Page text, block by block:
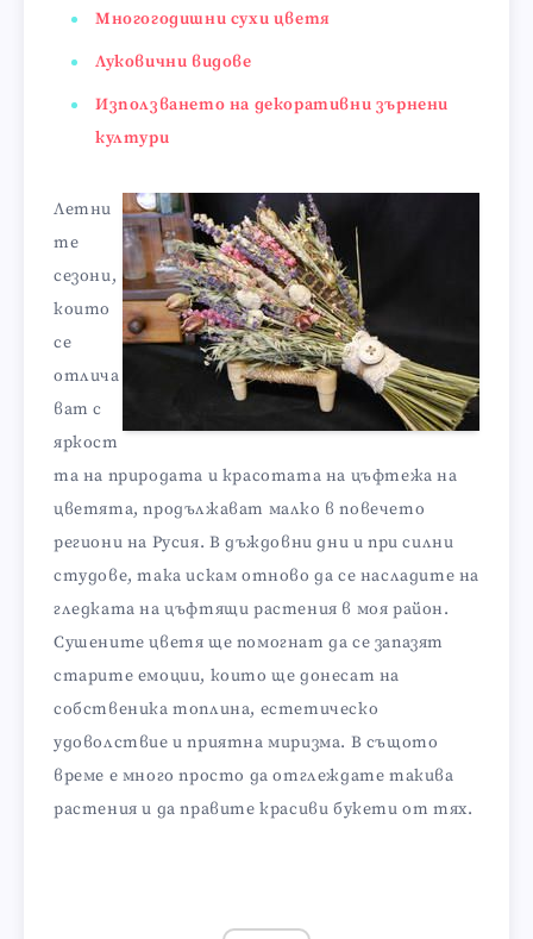
Многогодишни сухи цветя
Луковични видове
Използването на декоративни зърнени
култури
Летни
те
сезони,
които
се
отлича
ват с
яркост
та на природата и красотата на цъфтежа на
цветята, продължават малко в повечето
региони на Русия. В дъждовни дни и при силни
студове, така искам отново да се насладите на
гледката на цъфтящи растения в моя район.
Сушените цветя ще помогнат да се запазят
старите емоции, които ще донесат на
собственика топлина, естетическо
удоволствие и приятна миризма. В същото
време е много просто да отглеждате такива
растения и да правите красиви букети от тях.